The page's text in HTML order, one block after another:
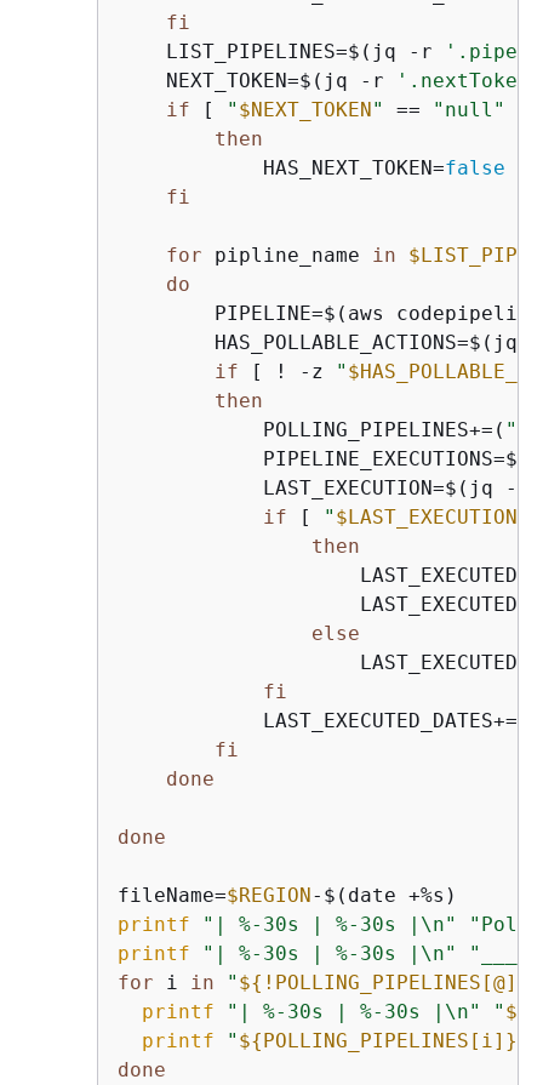
fi
    LIST_PIPELINES=$(jq -r
    NEXT_TOKEN=$(jq -r
'.nextToken'
if [ " $NEXT_TOKEN" == "null"
then
            HAS_NEXT_TOKEN=
false
fi
for pipline_name in
do
PIPELINE=$(aws
        HAS_POLLABLE_ACTIONS=$(jq
if [ ! -z "
then
            POLLING_PIPELINES+=(
"
            LAST_EXECUTION=$(jq -r
if [ " $LAST_EXECUTION
then
else
fi
            LAST_EXECUTED_DATES+=(
fi
done
done
fileName=$REGION
printf
"| %-30s | %-30s |\n"
printf
"| %-30s | %-30s |\n"
for i in " ${ !POLLING_PIPELINES[@]}
printf
"| %-30s | %-30s |\n" " $
printf
" ${POLLING_PIPELINES[i]}
done